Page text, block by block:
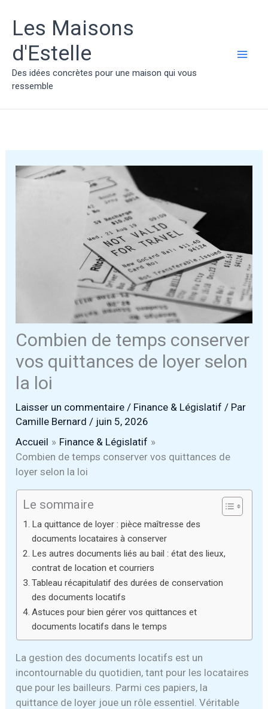
contenu
Les Maisons
d'Estelle
Des idées concrètes pour une maison qui vous
ressemble
Combien de temps conserver
vos quittances de loyer selon
la loi
Laisser un commentaire / Finance & Législatif / Par
Camille Bernard / juin 5, 2026
Accueil
Finance & Législatif
Combien de temps conserver vos quittances de
loyer selon la loi
Le sommaire
La quittance de loyer : pièce maîtresse des
documents locataires à conserver
Les autres documents liés au bail : état des lieux,
contrat de location et courriers
Tableau récapitulatif des durées de conservation
des documents locatifs
Astuces pour bien gérer vos quittances et
documents locatifs dans le temps
La gestion des documents locatifs est un
incontournable du quotidien, tant pour les locataires
que pour les bailleurs. Parmi ces papiers, la
quittance de loyer joue un rôle essentiel. Véritable